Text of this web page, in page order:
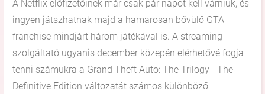
A Netflix előfizetőinek már csak pár napot kell várniuk, és
ingyen játszhatnak majd a hamarosan bővülő GTA
franchise mindjárt három játékával is. A streaming-
szolgáltató ugyanis december közepén elérhetővé fogja
tenni számukra a Grand Theft Auto: The Trilogy - The
Definitive Edition változatát számos különböző